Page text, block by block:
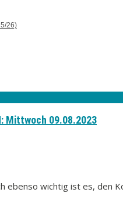
26)
Mittwoch 09.08.2023
ebenso wichtig ist es,